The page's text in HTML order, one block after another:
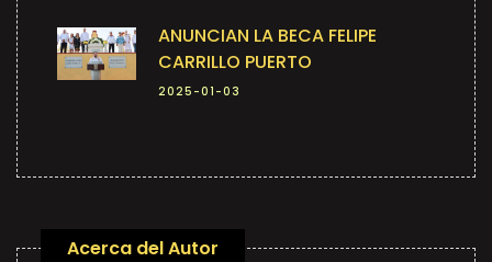
ANUNCIAN LA BECA FELIPE
CARRILLO PUERTO
2025-01-03
Acerca del Autor